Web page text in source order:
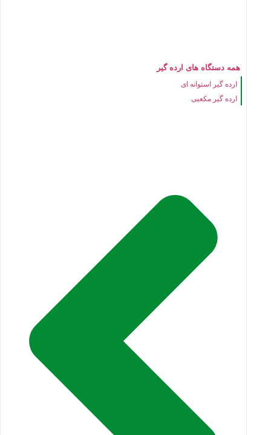
همه دستگاه های ارده گیر
ارده گیر استوانه ای
ارده گیر مکعبی